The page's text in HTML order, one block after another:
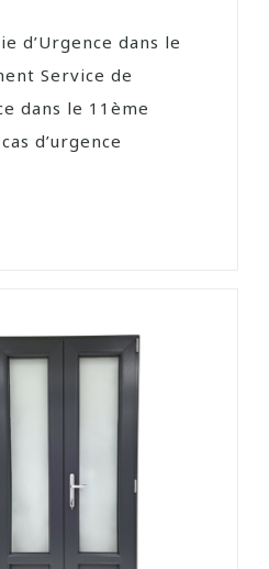
d’Urgence dans le
Service de
dans le 11ème
d’urgence